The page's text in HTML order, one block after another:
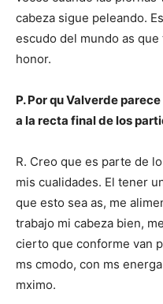
cabeza sigue peleando.
escudo del mundo as
honor.
P. Por qu Valverde
a la recta final de los
R. Creo que es parte de
mis cualidades. El tener
que esto sea as, me
trabajo mi cabeza bien,
cierto que conforme van
ms cmodo, con ms
mximo.